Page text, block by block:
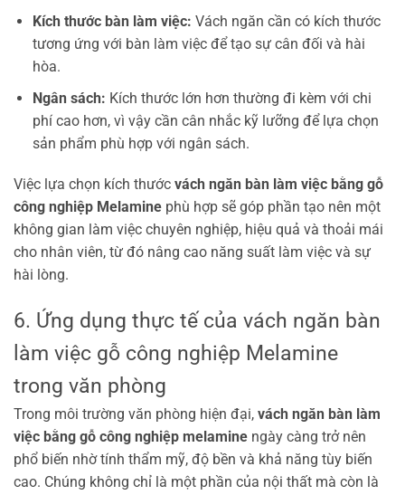
Kích thước bàn làm việc: Vách ngăn cần có kích thước
tương ứng với bàn làm việc để tạo sự cân đối và hài
hòa.
Ngân sách: Kích thước lớn hơn thường đi kèm với chi
phí cao hơn, vì vậy cần cân nhắc kỹ lưỡng để lựa chọn
sản phẩm phù hợp với ngân sách.
Việc lựa chọn kích thước vách ngăn bàn làm việc bằng gỗ
công nghiệp Melamine phù hợp sẽ góp phần tạo nên một
không gian làm việc chuyên nghiệp, hiệu quả và thoải mái
cho nhân viên, từ đó nâng cao năng suất làm việc và sự
hài lòng.
6. Ứng dụng thực tế của vách ngăn bàn
làm việc gỗ công nghiệp Melamine
trong văn phòng
Trong môi trường văn phòng hiện đại, vách ngăn bàn làm
việc bằng gỗ công nghiệp melamine ngày càng trở nên
phổ biến nhờ tính thẩm mỹ, độ bền và khả năng tùy biến
cao. Chúng không chỉ là một phần của nội thất mà còn là